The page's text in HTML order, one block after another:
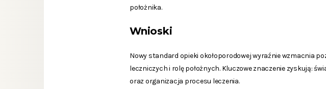
położnika.
Wnioski
Nowy standard opieki okołoporodowej wyraźnie wzmacnia
leczniczych i rolę położnych. Kluczowe znaczenie zyskują:
oraz organizacja procesu leczenia.